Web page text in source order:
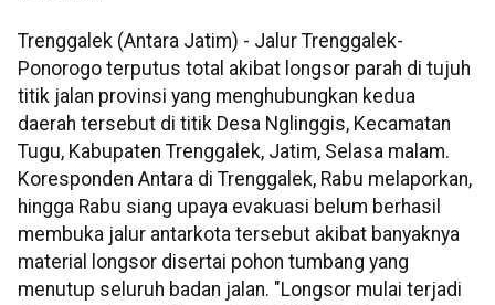
Trenggalek (Antara Jatim) - Jalur Trenggalek-
Ponorogo terputus total akibat longsor parah di tujuh
titik jalan provinsi yang menghubungkan kedua
daerah tersebut di titik Desa Nglinggis, Kecamatan
Tugu, Kabupaten Trenggalek, Jatim, Selasa malam.
Koresponden Antara di Trenggalek, Rabu melaporkan,
hingga Rabu siang upaya evakuasi belum berhasil
membuka jalur antarkota tersebut akibat banyaknya
material longsor disertai pohon tumbang yang
menutup seluruh badan jalan. "Longsor mulai terjadi